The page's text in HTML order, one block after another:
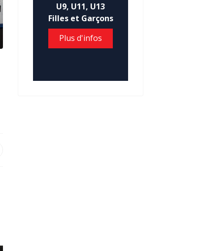
U9, U11, U13
Filles et Garçons
Plus d'infos